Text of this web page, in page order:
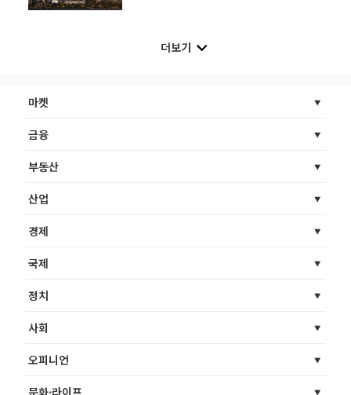
더보기
마켓
금융
부동산
산업
경제
국제
정치
사회
오피니언
문화·라이프